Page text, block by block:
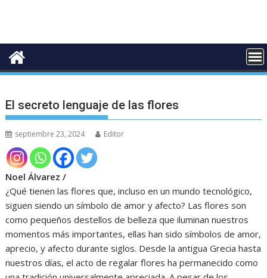
El secreto lenguaje de las flores
septiembre 23, 2024 Editor
Noel Álvarez /
¿Qué tienen las flores que, incluso en un mundo tecnológico,
siguen siendo un símbolo de amor y afecto? Las flores son
como pequeños destellos de belleza que iluminan nuestros
momentos más importantes, ellas han sido símbolos de amor,
aprecio, y afecto durante siglos. Desde la antigua Grecia hasta
nuestros días, el acto de regalar flores ha permanecido como